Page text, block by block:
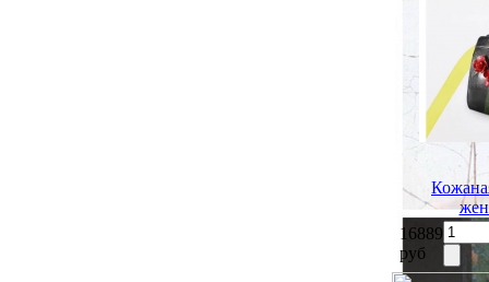
16889
руб